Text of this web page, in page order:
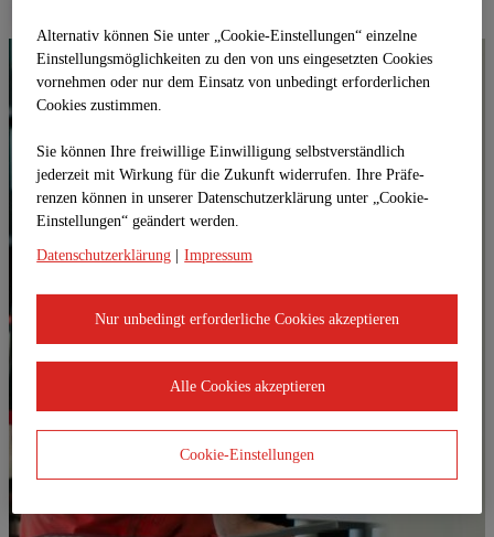
Alternativ können Sie unter „Cookie-Einstellungen“ einzelne
Einstellungsmöglichkeiten zu den von uns eingesetzten Cookies
vornehmen oder nur dem Einsatz von unbedingt erforderlichen
Cookies zustimmen.
Sie können Ihre freiwillige Einwilligung selbstverständlich
jederzeit mit Wirkung für die Zukunft widerrufen. Ihre Prä­fe­
renzen können in unserer Datenschutzerklärung unter „Cookie-
Einstellungen“ geändert werden.
Datenschutzerklärung Impressum
Nur unbedingt erforderliche Cookies akzeptieren
Alle Cookies akzeptieren
Cookie-Einstellungen